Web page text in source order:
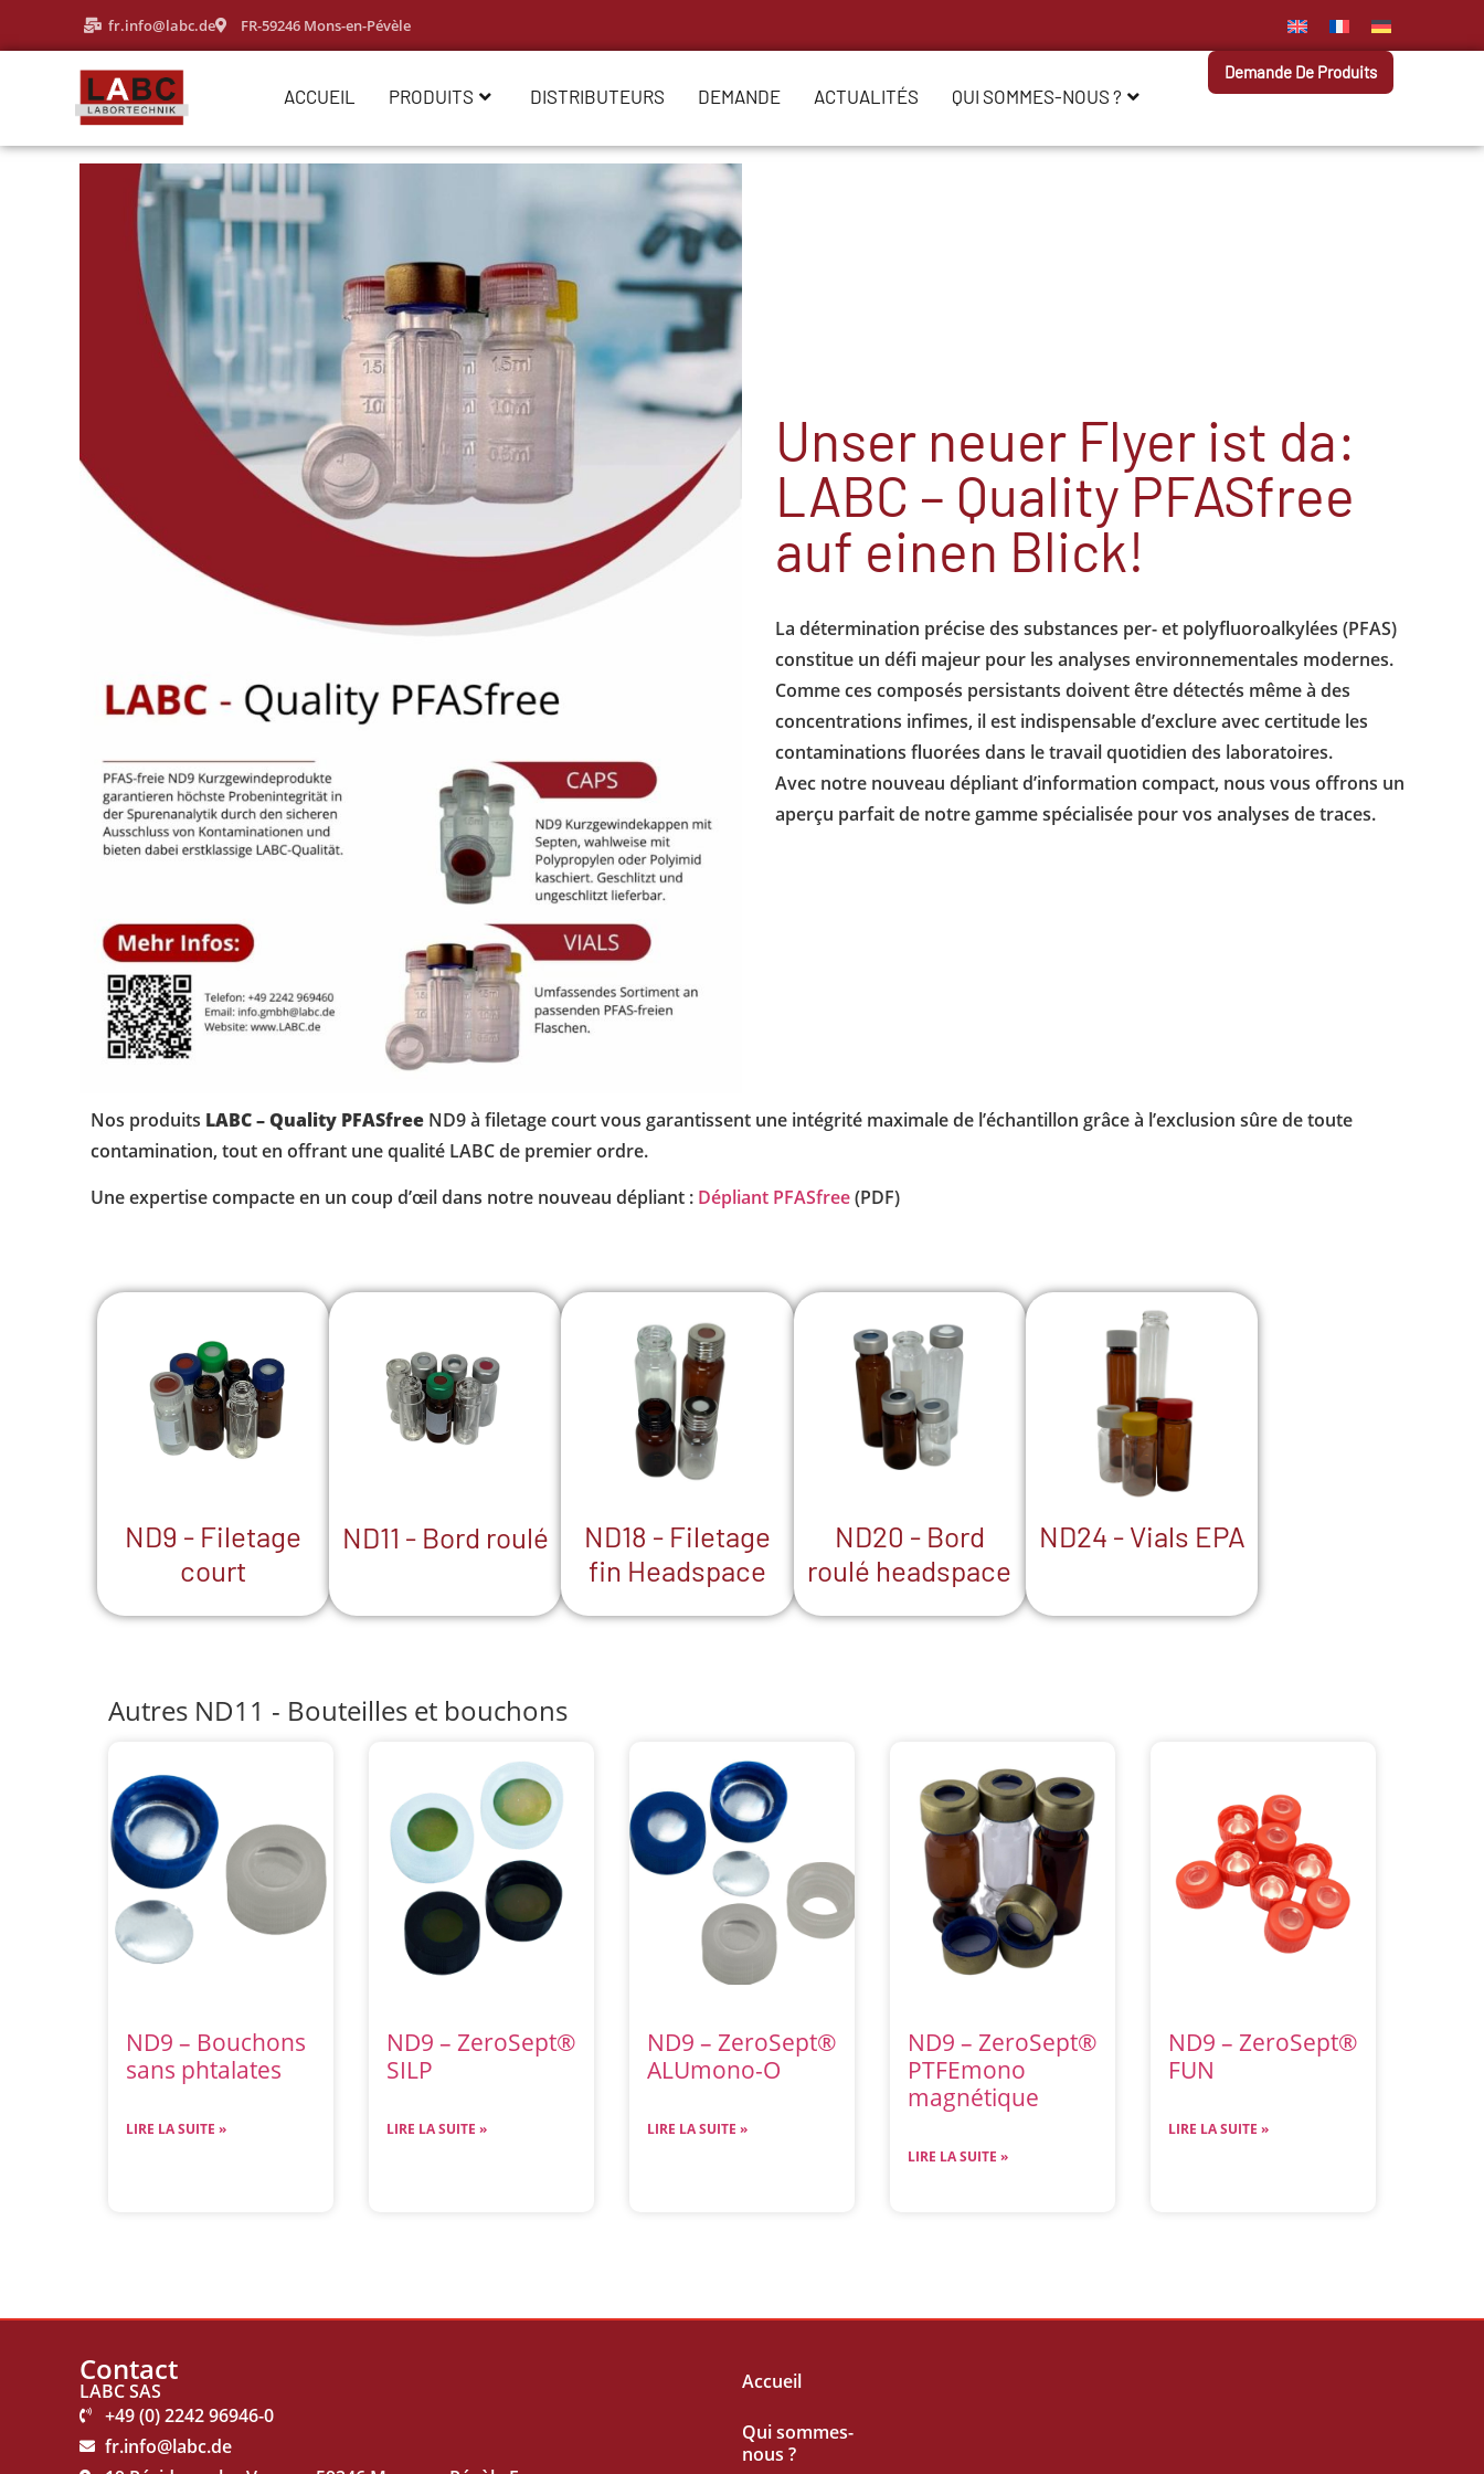
fr.info@labc.de FR-59246 Mons-en-Pévèle
ACCUEIL PRODUITS DISTRIBUTEURS DEMANDE ACTUALITÉS QUI SOMMES-NOUS ?
Demande De Produits
Unser neuer Flyer ist da:
LABC – Quality PFASfree
auf einen Blick!
La détermination précise des substances per- et polyfluoroalkylées (PFAS)
constitue un défi majeur pour les analyses environnementales modernes.
Comme ces composés persistants doivent être détectés même à des
concentrations infimes, il est indispensable d’exclure avec certitude les
contaminations fluorées dans le travail quotidien des laboratoires.
Avec notre nouveau dépliant d’information compact, nous vous offrons un
aperçu parfait de notre gamme spécialisée pour vos analyses de traces.
Nos produits LABC – Quality PFASfree ND9 à filetage court vous garantissent une intégrité maximale de l’échantillon grâce à l’exclusion sûre de toute
contamination, tout en offrant une qualité LABC de premier ordre.
Une expertise compacte en un coup d’œil dans notre nouveau dépliant : Dépliant PFASfree(PDF)
ND9 - Filetage
court
ND11 - Bord roulé
ND18 - Filetage
fin Headspace
ND20 - Bord
roulé headspace
ND24 - Vials EPA
Autres ND11 - Bouteilles et bouchons
ND9 – Bouchons
sans phtalates
LIRE LA SUITE »
ND9 – ZeroSept®
SILP
LIRE LA SUITE »
ND9 – ZeroSept®
ALUmono-O
LIRE LA SUITE »
ND9 – ZeroSept®
PTFEmono
magnétique
LIRE LA SUITE »
ND9 – ZeroSept®
FUN
LIRE LA SUITE »
Contact
LABC SAS
+49 (0) 2242 96946-0
fr.info@labc.de
Accueil
Qui sommes-
nous ?